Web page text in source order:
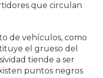
que circulan
de vehículos, como
el grueso del
tiende a ser
puntos negros